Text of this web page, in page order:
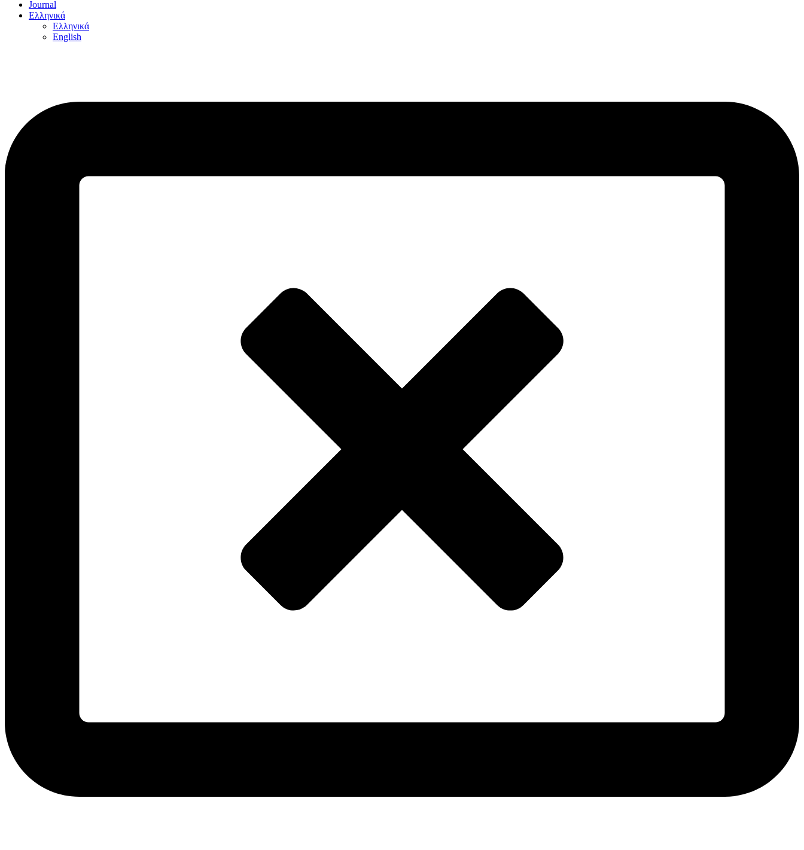
Journal
Ελληνικά
Ελληνικά
English